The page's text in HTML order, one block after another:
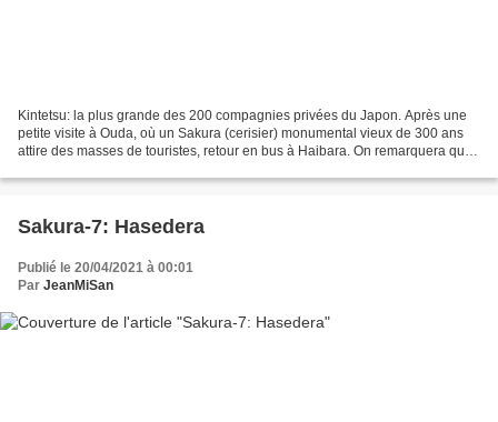
Kintetsu: la plus grande des 200 compagnies privées du Japon. Après une
petite visite à Ouda, où un Sakura (cerisier) monumental vieux de 300 ans
attire des masses de touristes, retour en bus à Haibara. On remarquera que
Sakura-7: Hasedera
Publié le 20/04/2021 à 00:01
Par JeanMiSan